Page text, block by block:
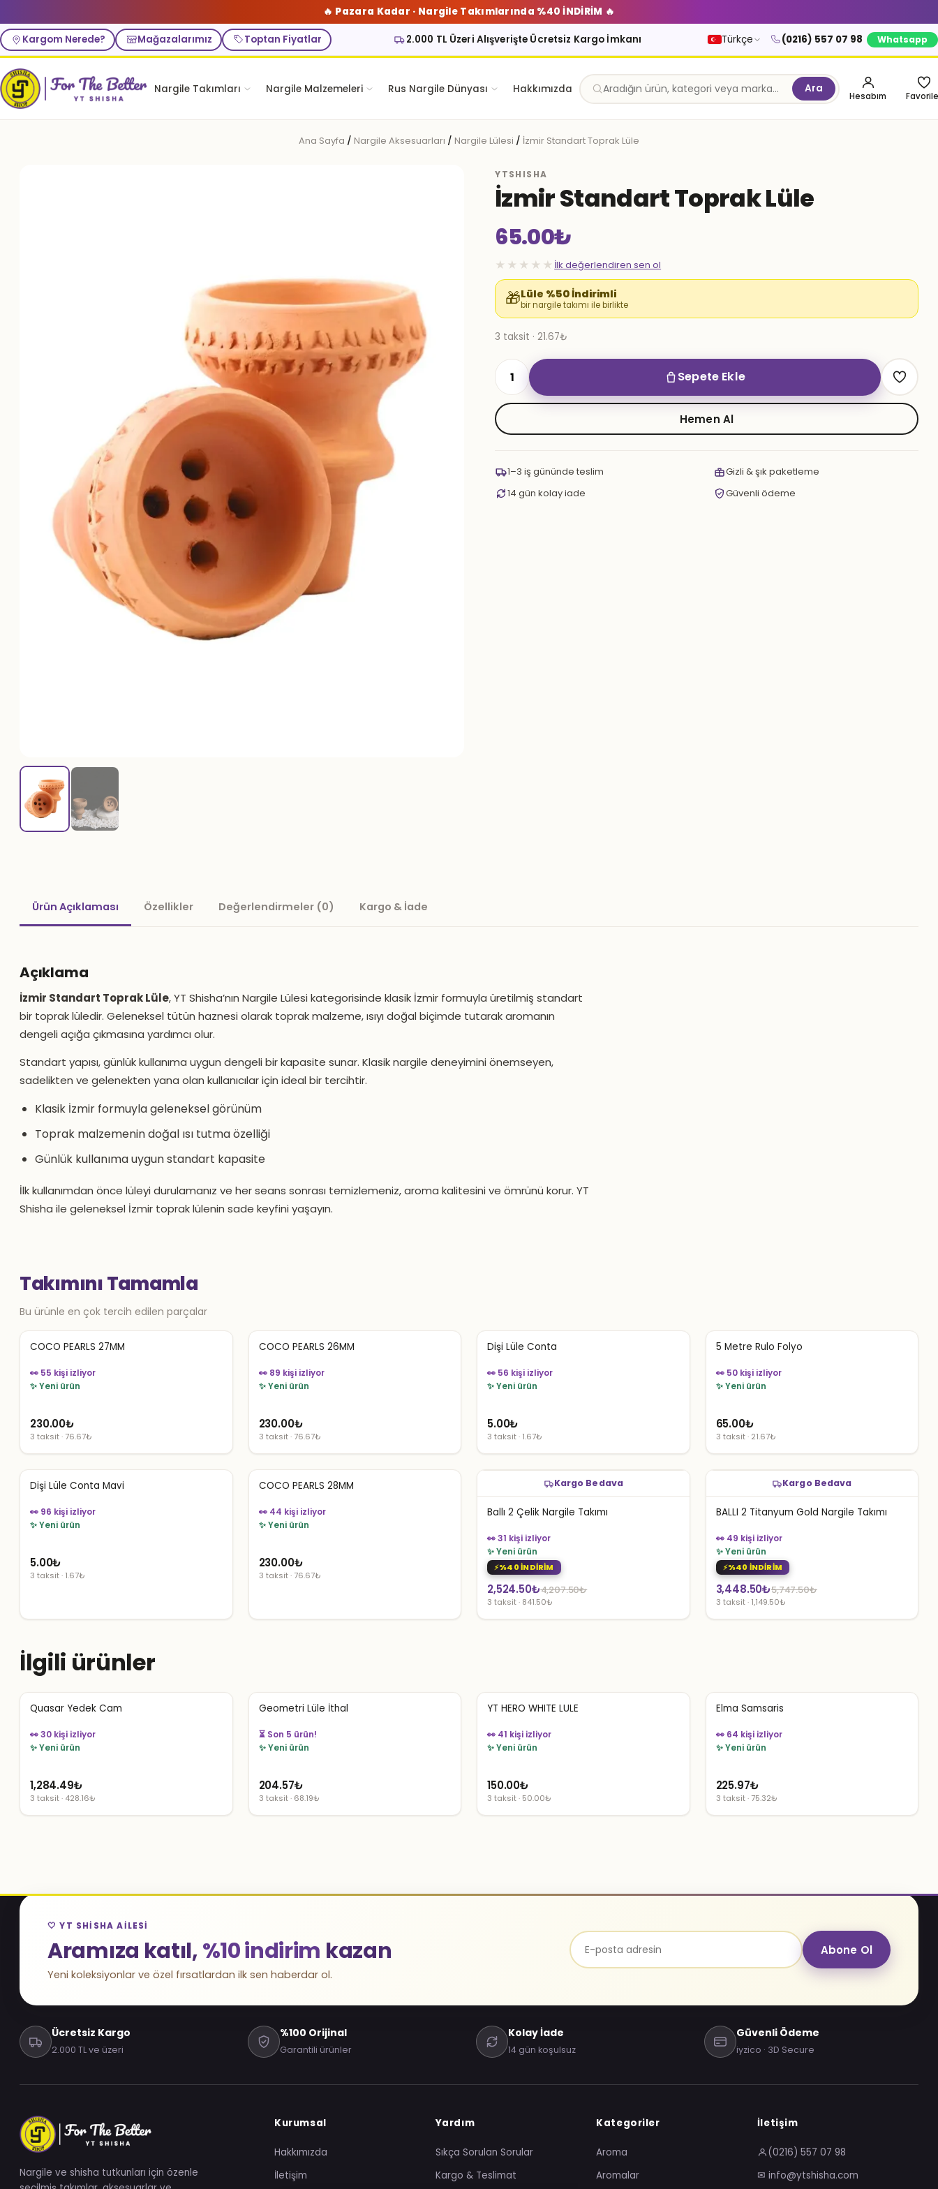
🔥 Pazara Kadar · Nargile Takımlarında %40 İNDİRİM 🔥
Kargom Nerede? Mağazalarımız Toptan Fiyatlar 2.000 TL Üzeri Alışverişte Ücretsiz Kargo İmkanı Türkçe (0216) 557 07 98 Whatsapp
Nargile Takımları Nargile Malzemeleri Rus Nargile Dünyası Hakkımızda Ara
Hesabım
Ana Sayfa / Nargile Aksesuarları / Nargile Lülesi / İzmir Standart Toprak Lüle
YTSHISHA
İzmir Standart Toprak Lüle
65.00₺
★★★★★ İlk değerlendiren sen ol
🎁Lüle %50 İndirimli
bir nargile takımı ile birlikte
3 taksit · 21.67₺
İzmir
Standart
Toprak
Lüle
Sepete Ekle
Hemen Al
1–3 iş gününde teslim
Gizli & şık paketleme
14 gün kolay iade
Güvenli ödeme
Ürün Açıklaması Özellikler Değerlendirmeler (0) Kargo & İade
Açıklama
İzmir Standart Toprak Lüle, YT Shisha’nın Nargile Lülesi kategorisinde klasik İzmir formuyla üretilmiş standart
bir toprak lüledir. Geleneksel tütün haznesi olarak toprak malzeme, ısıyı doğal biçimde tutarak aromanın
dengeli açığa çıkmasına yardımcı olur.
Standart yapısı, günlük kullanıma uygun dengeli bir kapasite sunar. Klasik nargile deneyimini önemseyen,
sadelikten ve gelenekten yana olan kullanıcılar için ideal bir tercihtir.
Klasik İzmir formuyla geleneksel görünüm
Toprak malzemenin doğal ısı tutma özelliği
Günlük kullanıma uygun standart kapasite
İlk kullanımdan önce lüleyi durulamanız ve her seans sonrası temizlemeniz, aroma kalitesini ve ömrünü korur. YT
Shisha ile geleneksel İzmir toprak lülenin sade keyfini yaşayın.
Takımını Tamamla
Bu ürünle en çok tercih edilen parçalar
COCO PEARLS 27MM
👀 55 kişi izliyor
✨ Yeni ürün
230.00₺
3 taksit · 76.67₺
COCO PEARLS 26MM
👀 89 kişi izliyor
✨ Yeni ürün
230.00₺
3 taksit · 76.67₺
Dişi Lüle Conta
👀 56 kişi izliyor
✨ Yeni ürün
5.00₺
3 taksit · 1.67₺
5 Metre Rulo Folyo
👀 50 kişi izliyor
✨ Yeni ürün
65.00₺
3 taksit · 21.67₺
Dişi Lüle Conta Mavi
👀 96 kişi izliyor
✨ Yeni ürün
5.00₺
3 taksit · 1.67₺
COCO PEARLS 28MM
👀 44 kişi izliyor
✨ Yeni ürün
230.00₺
3 taksit · 76.67₺
Kargo Bedava
Ballı 2 Çelik Nargile Takımı
👀 31 kişi izliyor
✨ Yeni ürün
%40 İNDİRİM
4,207.50₺
Orijinal
fiyat:
4,207.50₺.
2,524.50₺
Şu
andaki
fiyat:
3 taksit · 841.50₺
Kargo Bedava
BALLI 2 Titanyum Gold Nargile Takımı
👀 49 kişi izliyor
✨ Yeni ürün
%40 İNDİRİM
5,747.50₺
Orijinal
fiyat:
5,747.50₺.
3,448.50₺
Şu
andaki
fiyat:
3 taksit · 1,149.50₺
İlgili ürünler
Quasar Yedek Cam
👀 30 kişi izliyor
✨ Yeni ürün
1,284.49₺
3 taksit · 428.16₺
Geometri Lüle İthal
👀 62 kişi izliyor
✨ Yeni ürün
204.57₺
3 taksit · 68.19₺
YT HERO WHITE LULE
👀 41 kişi izliyor
✨ Yeni ürün
150.00₺
3 taksit · 50.00₺
Elma Samsaris
👀 64 kişi izliyor
✨ Yeni ürün
225.97₺
3 taksit · 75.32₺
🤍 YT SHISHA AILESI
Aramıza katıl,%10 indirim kazan
Yeni koleksiyonlar ve özel fırsatlardan ilk sen haberdar ol.
Abone Ol
Ücretsiz Kargo
2.000 TL ve üzeri
%100 Orijinal
Garantili ürünler
Kolay İade
14 gün koşulsuz
Güvenli Ödeme
iyzico · 3D Secure
Nargile ve shisha tutkunları için özenle
Kurumsal
Hakkımızda
İletişim
Yardım
Sıkça Sorulan Sorular
Kargo & Teslimat
Kategoriler
Aroma
Aromalar
İletişim
(0216) 557 07 98
✉ info@ytshisha.com